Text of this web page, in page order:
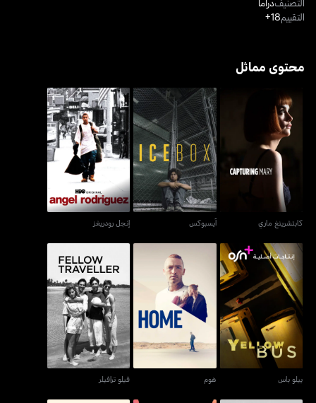
التصنيفدراما
التقييم18+
محتوى مماثل
كابتشرينغ ماري
كابتشرينغ ماري
آيسبوكس
آيسبوكس
إنجل رودريغز
إنجل رودريغز
ييلو باس
ييلو باس
هوم
هوم
فيلو ترافيلر
فيلو ترافيلر